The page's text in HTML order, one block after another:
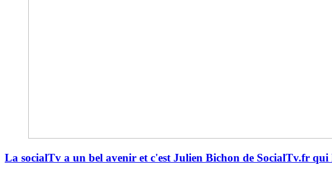
La socialTv a un bel avenir et c'est Julien Bichon de SocialTv.fr qui